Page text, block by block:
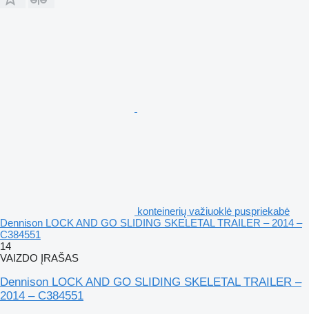
konteinerių važiuoklė puspriekabė
Dennison LOCK AND GO SLIDING SKELETAL TRAILER – 2014 –
C384551
14
VAIZDO ĮRAŠAS
Dennison LOCK AND GO SLIDING SKELETAL TRAILER –
2014 – C384551